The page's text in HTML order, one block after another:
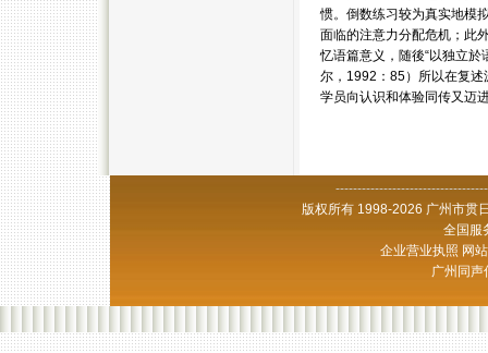
惯。倒数练习较为真实地模
面临的注意力分配危机；此
忆语篇意义，随後“以独立於
尔，1992：85）所以在复述
学员向认识和体验同传又迈
版权所有 1998-2026 广州市贯
全国服
企业营业执照 网
广州同